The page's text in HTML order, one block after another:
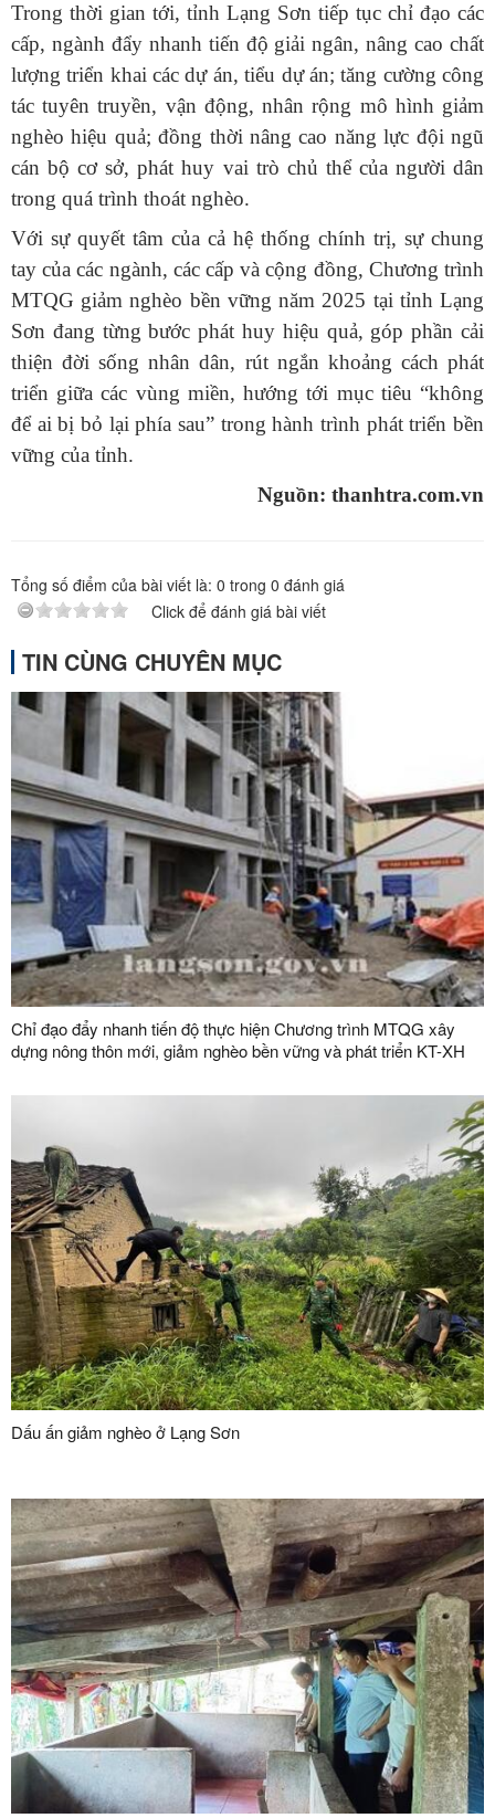
Trong thời gian tới, tỉnh Lạng Sơn tiếp tục chỉ đạo các
cấp, ngành đẩy nhanh tiến độ giải ngân, nâng cao chất
lượng triển khai các dự án, tiểu dự án; tăng cường công
tác tuyên truyền, vận động, nhân rộng mô hình giảm
nghèo hiệu quả; đồng thời nâng cao năng lực đội ngũ
cán bộ cơ sở, phát huy vai trò chủ thể của người dân
trong quá trình thoát nghèo.
Với sự quyết tâm của cả hệ thống chính trị, sự chung
tay của các ngành, các cấp và cộng đồng, Chương trình
MTQG giảm nghèo bền vững năm 2025 tại tỉnh Lạng
Sơn đang từng bước phát huy hiệu quả, góp phần cải
thiện đời sống nhân dân, rút ngắn khoảng cách phát
triển giữa các vùng miền, hướng tới mục tiêu “không
để ai bị bỏ lại phía sau” trong hành trình phát triển bền
vững của tỉnh.
Nguồn: thanhtra.com.vn
Tổng số điểm của bài viết là: 0 trong 0 đánh giá
Click để đánh giá bài viết
TIN CÙNG CHUYÊN MỤC
Chỉ đạo đẩy nhanh tiến độ thực hiện Chương trình MTQG xây
dựng nông thôn mới, giảm nghèo bền vững và phát triển KT-XH
Dấu ấn giảm nghèo ở Lạng Sơn